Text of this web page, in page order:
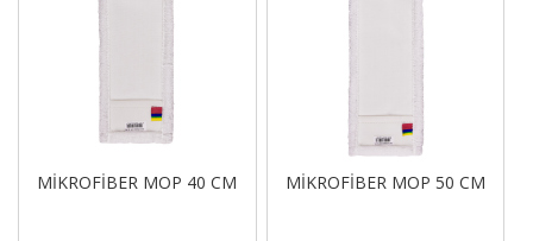
MİKROFİBER MOP 40 CM MİKROFİBER MOP 50 CM